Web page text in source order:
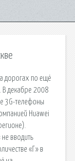
дорогах по ещё
В декабре 2008
3G-телефоны
Huawei
вводить
«Г» в